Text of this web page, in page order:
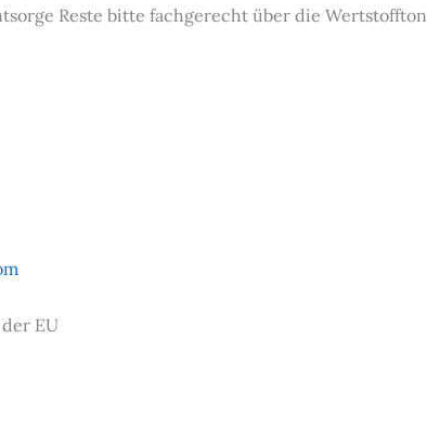
Reste bitte fachgerecht über die
EU